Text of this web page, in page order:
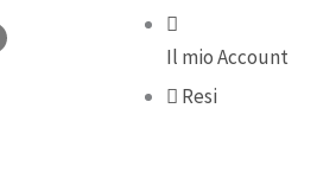
Il mio Account
Resi